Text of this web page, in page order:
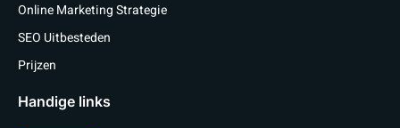
Online Marketing Strategie
SEO Uitbesteden
Prijzen
Handige links